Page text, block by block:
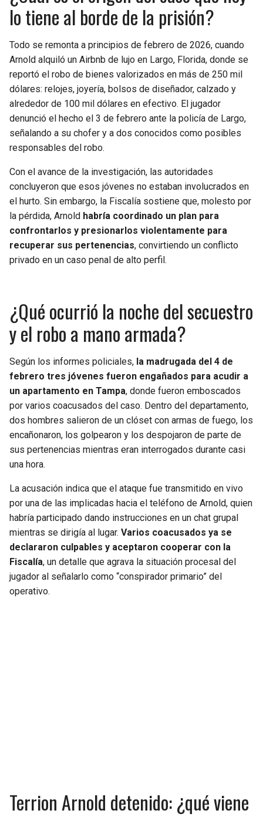
lo tiene al borde de la prisión?
Todo se remonta a principios de febrero de 2026, cuando
Arnold alquiló un Airbnb de lujo en Largo, Florida, donde se
reportó el robo de bienes valorizados en más de 250 mil
dólares: relojes, joyería, bolsos de diseñador, calzado y
alrededor de 100 mil dólares en efectivo. El jugador
denunció el hecho el 3 de febrero ante la policía de Largo,
señalando a su chofer y a dos conocidos como posibles
responsables del robo.
Con el avance de la investigación, las autoridades
concluyeron que esos jóvenes no estaban involucrados en
el hurto. Sin embargo, la Fiscalía sostiene que, molesto por
la pérdida, Arnold habría coordinado un plan para
confrontarlos y presionarlos violentamente para
recuperar sus pertenencias, convirtiendo un conflicto
privado en un caso penal de alto perfil.
¿Qué ocurrió la noche del secuestro
y el robo a mano armada?
Según los informes policiales, la madrugada del 4 de
febrero tres jóvenes fueron engañados para acudir a
un apartamento en Tampa, donde fueron emboscados
por varios coacusados del caso. Dentro del departamento,
dos hombres salieron de un clóset con armas de fuego, los
encañonaron, los golpearon y los despojaron de parte de
sus pertenencias mientras eran interrogados durante casi
una hora.
La acusación indica que el ataque fue transmitido en vivo
por una de las implicadas hacia el teléfono de Arnold, quien
habría participado dando instrucciones en un chat grupal
mientras se dirigía al lugar. Varios coacusados ya se
declararon culpables y aceptaron cooperar con la
Fiscalía, un detalle que agrava la situación procesal del
jugador al señalarlo como “conspirador primario” del
operativo.
Terrion Arnold detenido: ¿qué viene